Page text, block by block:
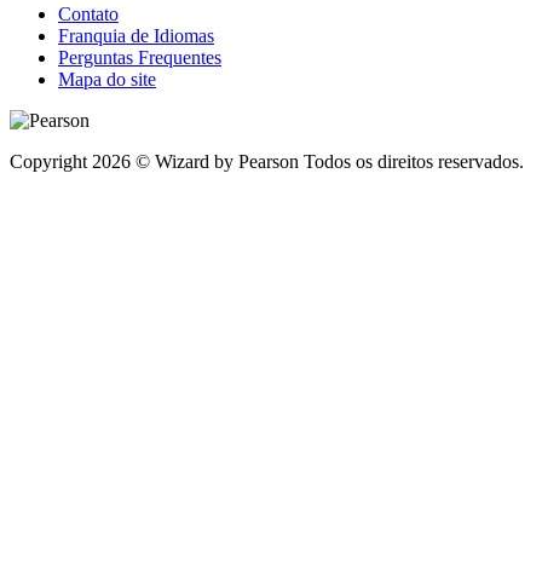
Contato
Franquia de Idiomas
Perguntas Frequentes
Mapa do site
Copyright 2026 © Wizard by Pearson Todos os direitos reservados.